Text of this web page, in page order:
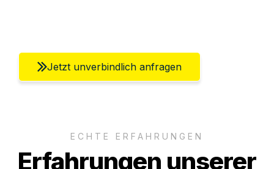
Jetzt unverbindlich anfragen
ECHTE ERFAHRUNGEN
Erfahrungen unserer